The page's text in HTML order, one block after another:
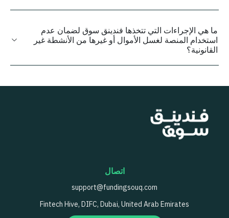
ما هي الإجراءات التي تتخذها فندينق سوق لضمان عدم
استخدام المنصة لغسل الأموال أو غيرها من الأنشطة غير
القانونية؟
اتصال
support@fundingsouq.com
Fintech Hive, DIFC, Dubai, United Arab Emirates